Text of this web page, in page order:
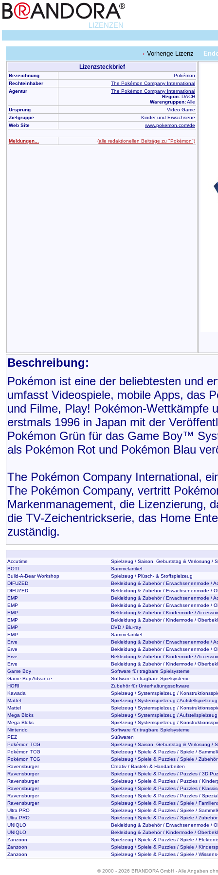
LIZENZEN
Vorherige Lizenz
Lizenzsteckbrief
Bezeichnung
Pokémon
Rechteinhaber
The Pokémon Company International
Agentur
The Pokémon Company International
Region: DACH
Warengruppen:Alle
Ursprung
Video Game
Zielgruppe
Kinder und Erwachsene
Web Site
www.pokemon.com/de
Meldungen... (alle redaktionellen Beiträge zu "Pokémon")
Beschreibung:
Pokémon ist eine der beliebtesten und
umfasst Videospiele, mobile Apps, das
und Filme, Play! Pokémon-Wettkämpfe
erstmals 1996 in Japan mit der
Pokémon Grün für das Game Boy™
als Pokémon Rot und Pokémon Blau
The Pokémon Company International,
The Pokémon Company, vertritt
Markenmanagement, die Lizenzierung,
die TV-Zeichentrickserie, das Home
zuständig.
Accutime
Spielzeug / Saison, Geburtstag & Verlosung /
BOTI
Sammelartikel
Build-A-Bear Workshop
Spielzeug / Plüsch- & Stoffspielzeug
DIFUZED
Bekleidung & Zubehör / Erwachsenenmode /
DIFUZED
Bekleidung & Zubehör / Erwachsenenmode /
EMP
Bekleidung & Zubehör / Erwachsenenmode /
EMP
Bekleidung & Zubehör / Erwachsenenmode /
EMP
Bekleidung & Zubehör / Kindermode /
EMP
Bekleidung & Zubehör / Kindermode /
EMP
DVD / Blu-ray
EMP
Sammelartikel
Erve
Bekleidung & Zubehör / Erwachsenenmode /
Erve
Bekleidung & Zubehör / Erwachsenenmode /
Erve
Bekleidung & Zubehör / Kindermode /
Erve
Bekleidung & Zubehör / Kindermode /
Game Boy
Software für tragbare Spielsysteme
Game Boy Advance
Software für tragbare Spielsysteme
HORI
Zubehör für Unterhaltungssoftware
Kawada
Spielzeug / Systemspielzeug /
Mattel
Spielzeug / Systemspielzeug / Aufstellspielzeug
Mattel
Spielzeug / Systemspielzeug /
Mega Bloks
Spielzeug / Systemspielzeug / Aufstellspielzeug
Mega Bloks
Spielzeug / Systemspielzeug /
Nintendo
Software für tragbare Spielsysteme
PEZ
Süßwaren
Pokémon TCG
Spielzeug / Saison, Geburtstag & Verlosung /
Pokémon TCG
Spielzeug / Spiele & Puzzles / Spiele /
Pokémon TCG
Spielzeug / Spiele & Puzzles / Spiele /
Ravensburger
Creativ / Basteln & Handarbeiten
Ravensburger
Spielzeug / Spiele & Puzzles / Puzzles / 3D
Ravensburger
Spielzeug / Spiele & Puzzles / Puzzles /
Ravensburger
Spielzeug / Spiele & Puzzles / Puzzles /
Ravensburger
Spielzeug / Spiele & Puzzles / Puzzles /
Ravensburger
Spielzeug / Spiele & Puzzles / Spiele /
Ultra PRO
Spielzeug / Spiele & Puzzles / Spiele /
Ultra PRO
Spielzeug / Spiele & Puzzles / Spiele /
UNIQLO
Bekleidung & Zubehör / Erwachsenenmode /
UNIQLO
Bekleidung & Zubehör / Kindermode /
Zanzoon
Spielzeug / Spiele & Puzzles / Spiele /
Zanzoon
Spielzeug / Spiele & Puzzles / Spiele /
Zanzoon
Spielzeug / Spiele & Puzzles / Spiele /
© 2000 - 2026 BRANDORA GmbH - Alle Angaben